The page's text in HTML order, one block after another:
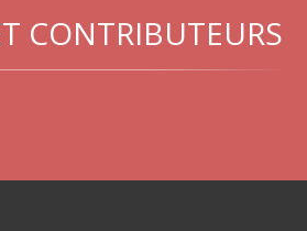
CONTRIBUTEURS